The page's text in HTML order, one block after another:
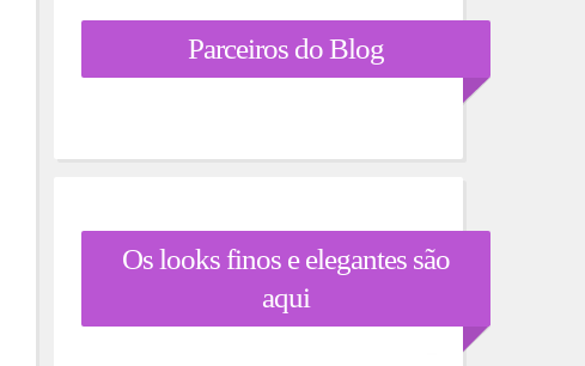
Parceiros do Blog
Os looks finos e elegantes são
aqui